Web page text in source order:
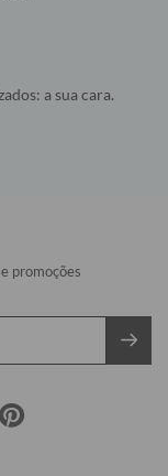
a sua cara.
promoções